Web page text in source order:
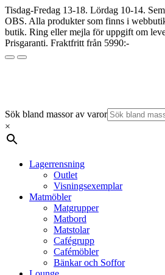
Tisdag-Fredag 13-18. Lördag 10-14.
OBS. Alla produkter som finns i
butik. Ring eller mejla för uppgift om
Prisgaranti. Fraktfritt från 5990:-
Sök bland massor av varor
×
Lagerrensning
Outlet
Visningsexemplar
Matmöbler
Matgrupper
Matbord
Matstolar
Cafégrupp
Cafémöbler
Bänkar och Soffor